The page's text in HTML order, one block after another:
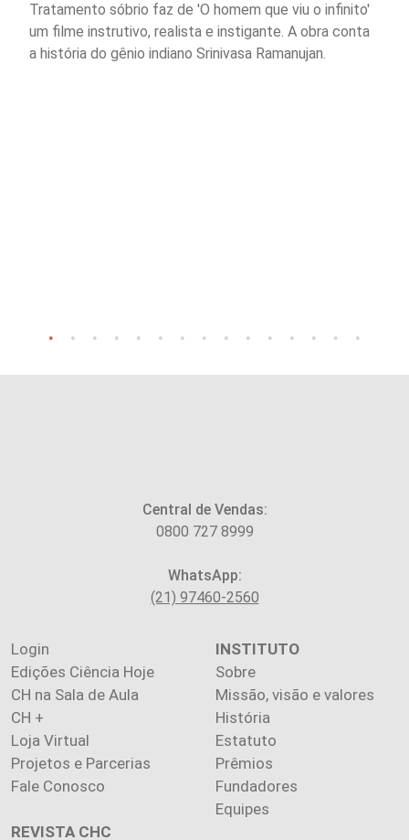
Tratamento sóbrio faz de 'O homem que viu o infinito'
um filme instrutivo, realista e instigante. A obra conta
a história do gênio indiano Srinivasa Ramanujan.
Central de Vendas:
0800 727 8999
WhatsApp:
(21) 97460-2560
Login
Edições Ciência Hoje
CH na Sala de Aula
CH +
Loja Virtual
Projetos e Parcerias
Fale Conosco
INSTITUTO
Sobre
Missão, visão e valores
História
Estatuto
Prêmios
Fundadores
Equipes
REVISTA CHC